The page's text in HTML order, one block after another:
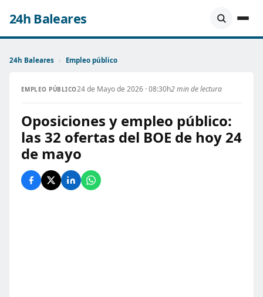
24h Baleares
24h Baleares › Empleo público
EMPLEO PÚBLICO24 de Mayo de 2026 · 08:30h2 min de lectura
Oposiciones y empleo público:
las 32 ofertas del BOE de hoy 24
de mayo